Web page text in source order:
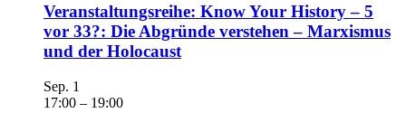
Veranstaltungsreihe: Know Your History – 5
vor 33?: Die Abgründe verstehen – Marxismus
und der Holocaust
Sep. 1
17:00 – 19:00